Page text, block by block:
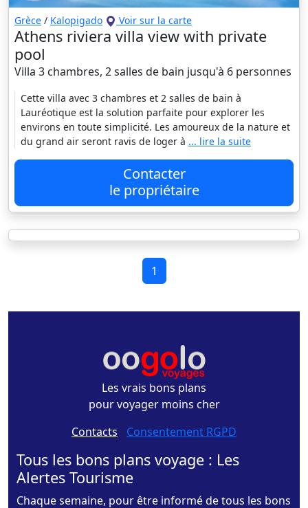
Grèce / Kalopigado Voir sur la carte
Athens riviera villa view with private
pool
Villa 3 chambres, 2 salles de bain jusqu'à 6 personnes
Cette villa avec 3 chambres et 2 salles de bain à
Lauréotique est la solution parfaite pour explorer les
environs en toute simplicité. Les amoureux de la nature et
du grand air seront ravis de loger à ... lire la suite
Contacter
le propriétaire
1
Les vrais bons plans
pour voyager moins cher
Contacts - Consentement RGPD
Tous les bons plans voyage : Les
Alertes Tourisme
Chaque semaine, pour être informé de tous les bons